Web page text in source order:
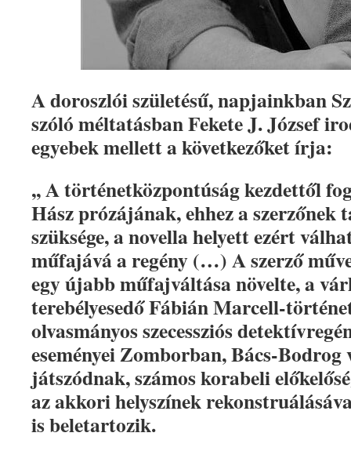
A doroszlói születésű, napjainkban
szóló méltatásban Fekete J. József
egyebek mellett a következőket írja:
,, A történetközpontúság kezdettől
Hász prózájának, ehhez a szerzőnek
szüksége, a novella helyett ezért
műfajává a regény (…) A szerző
egy újabb műfajváltása növelte, a
terebélyesedő Fábián Marcell-
olvasmányos szecessziós
eseményei Zomborban, Bács-Bodrog
játszódnak, számos korabeli
az akkori helyszínek
is beletartozik.